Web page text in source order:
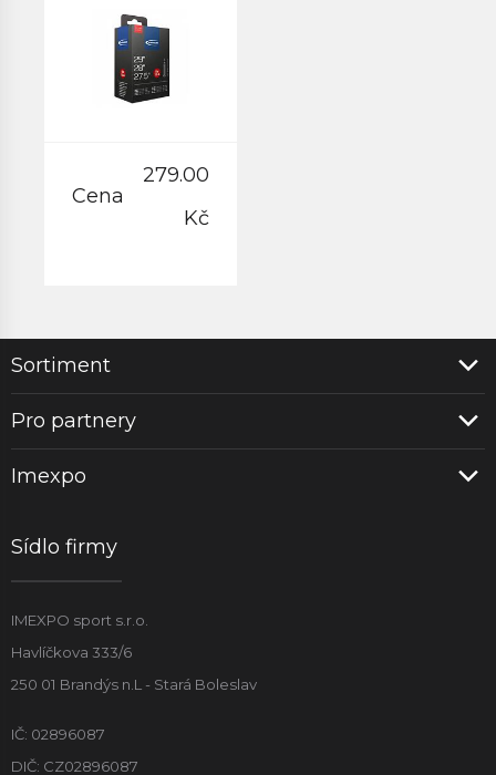
GALUSKOVÝ
VENTILEK
40MM
Cena
279.00
Kč
Sortiment
Pro partnery
Imexpo
Sídlo firmy
IMEXPO sport s.r.o.
Havlíčkova 333/6
250 01 Brandýs n.L - Stará Boleslav
IČ: 02896087
DIČ: CZ02896087